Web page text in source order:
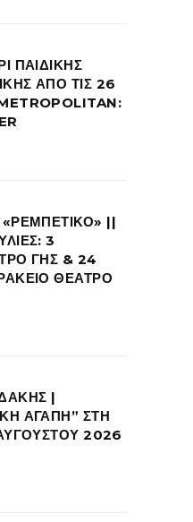
ΠΑΙΔΙΚΗΣ
ΑΠΟ ΤΙΣ 26
||
3
ΓΗΣ & 24
ΘΕΑΤΡΟ
|
ΑΓΑΠΗ” ΣΤΗ
2026